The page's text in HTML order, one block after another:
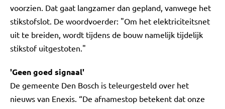
voorzien. Dat gaat langzamer dan gepland, vanwege het
stikstofslot. De woordvoerder: "Om het elektriciteitsnet
uit te breiden, wordt tijdens de bouw namelijk tijdelijk
stikstof uitgestoten."
'Geen goed signaal'
De gemeente Den Bosch is teleurgesteld over het
nieuws van Enexis. “De afnamestop betekent dat onze